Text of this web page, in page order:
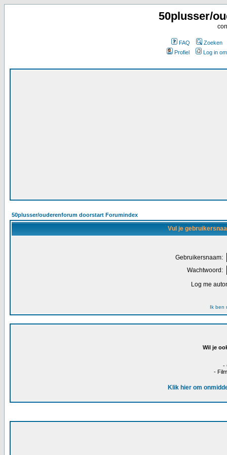
50plusser/
FAQ
Zoeken
Profiel
Log in
50plusser/ouderenforum doorstart Forumindex
Vul je
Gebruikersnaam:
Wachtwoord:
Log me
Ik ben
Wil je
-
-
Klik hier om